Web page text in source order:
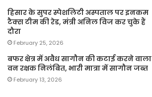
हिसार के सुपर स्पेशलिटी अस्पताल पर इनकम
टैक्स टीम की रेड, मंत्री अनिल विज कर चुके हैं
दौरा
February 25, 2026
बफर क्षेत्र में अवैध सागौन की कटाई करने वाला
वन रक्षक निलंबित, भारी मात्रा में सागौन जब्त
February 13, 2026